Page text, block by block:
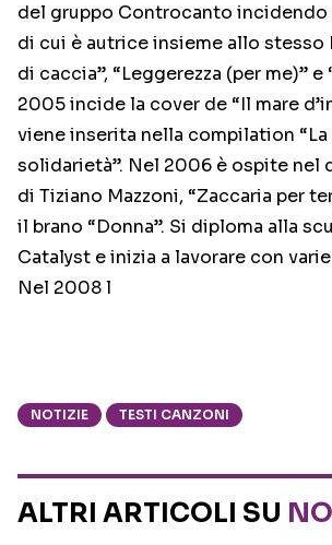
del gruppo Controcanto incidendo
di cui è autrice insieme allo stesso
di caccia”, “Leggerezza (per me)” e
2005 incide la cover de “Il mare
viene inserita nella compilation
solidarietà”. Nel 2006 è ospite nel
di Tiziano Mazzoni, “Zaccaria per
il brano “Donna”. Si diploma alla
Catalyst e inizia a lavorare con
Nel 2008 l
NOTIZIE TESTI CANZONI
ALTRI ARTICOLI SU